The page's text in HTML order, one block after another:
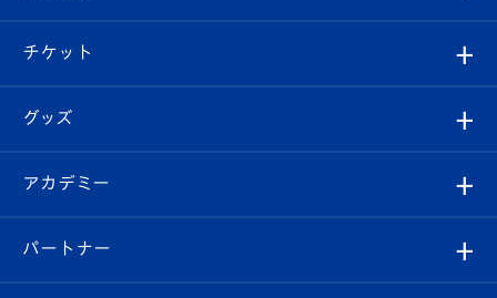
試合情報
チケット
イベント
メディア
クラブ概要
エンブレム紹介
スタッフプロフィール
マスコット紹介
はじめての観戦ガイド
Revive Team
ヴィヴィくんの長崎おもてなしガイド
試合日程/結果
フォトギャラリー
スタジアムグルメ
チケット
チケット
V-LOVERS（ファンクラブ）
プレイヤーズスイート
グッズ
オンラインショップ
店舗情報
アカデミー
育成からのお知らせ
パートナー